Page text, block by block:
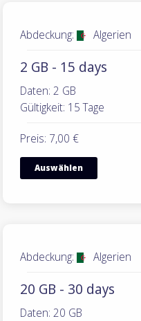
Abdeckung: Algerien
2 GB - 15 days
Daten: 2 GB
Gültigkeit: 15 Tage
Preis: 7,00 €
Auswählen
Abdeckung: Algerien
20 GB - 30 days
Daten: 20 GB